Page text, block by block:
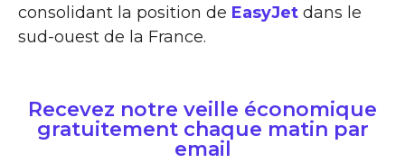
consolidant la position de EasyJet dans le
sud-ouest de la France.
Recevez notre veille économique
gratuitement chaque matin par
email